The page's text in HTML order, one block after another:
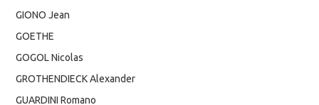
GIONO Jean
GOETHE
GOGOL Nicolas
GROTHENDIECK Alexander
GUARDINI Romano